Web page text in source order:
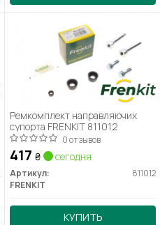
Ремкомплект направляючих
супорта FRENKIT 811012
0 отзывов
417 ₴ сегодня
Артикул:
811012
FRENKIT
КУПИТЬ